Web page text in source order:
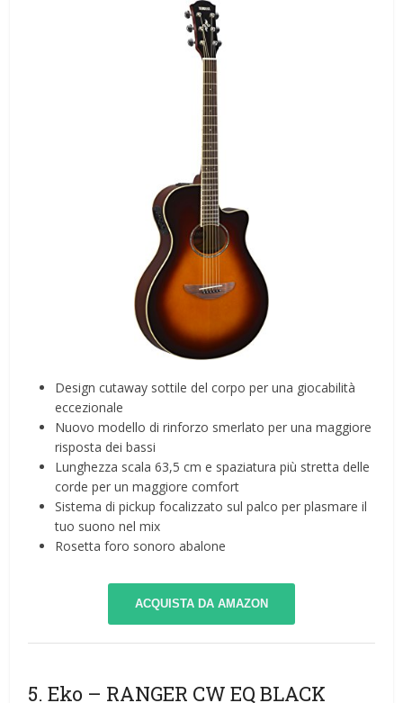
Design cutaway sottile del corpo per una giocabilità
eccezionale
Nuovo modello di rinforzo smerlato per una maggiore
risposta dei bassi
Lunghezza scala 63,5 cm e spaziatura più stretta delle
corde per un maggiore comfort
Sistema di pickup focalizzato sul palco per plasmare il
tuo suono nel mix
Rosetta foro sonoro abalone
ACQUISTA DA AMAZON
5. Eko – RANGER CW EQ BLACK